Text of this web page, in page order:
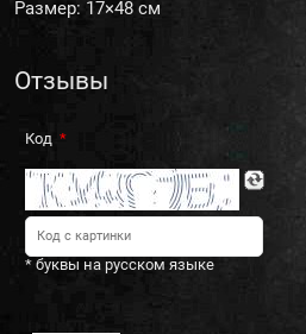
Размер: 17×48 см
Отзывы
Код
* буквы на русском языке